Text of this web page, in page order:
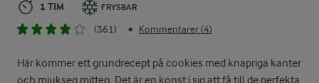
1 TIM FRYSBAR
(361) • Kommentarer (4)
Här kommer ett grundrecept på cookies med knapriga kanter
och mjukseg mitten. Det är en konst i sig att få till de perfekta